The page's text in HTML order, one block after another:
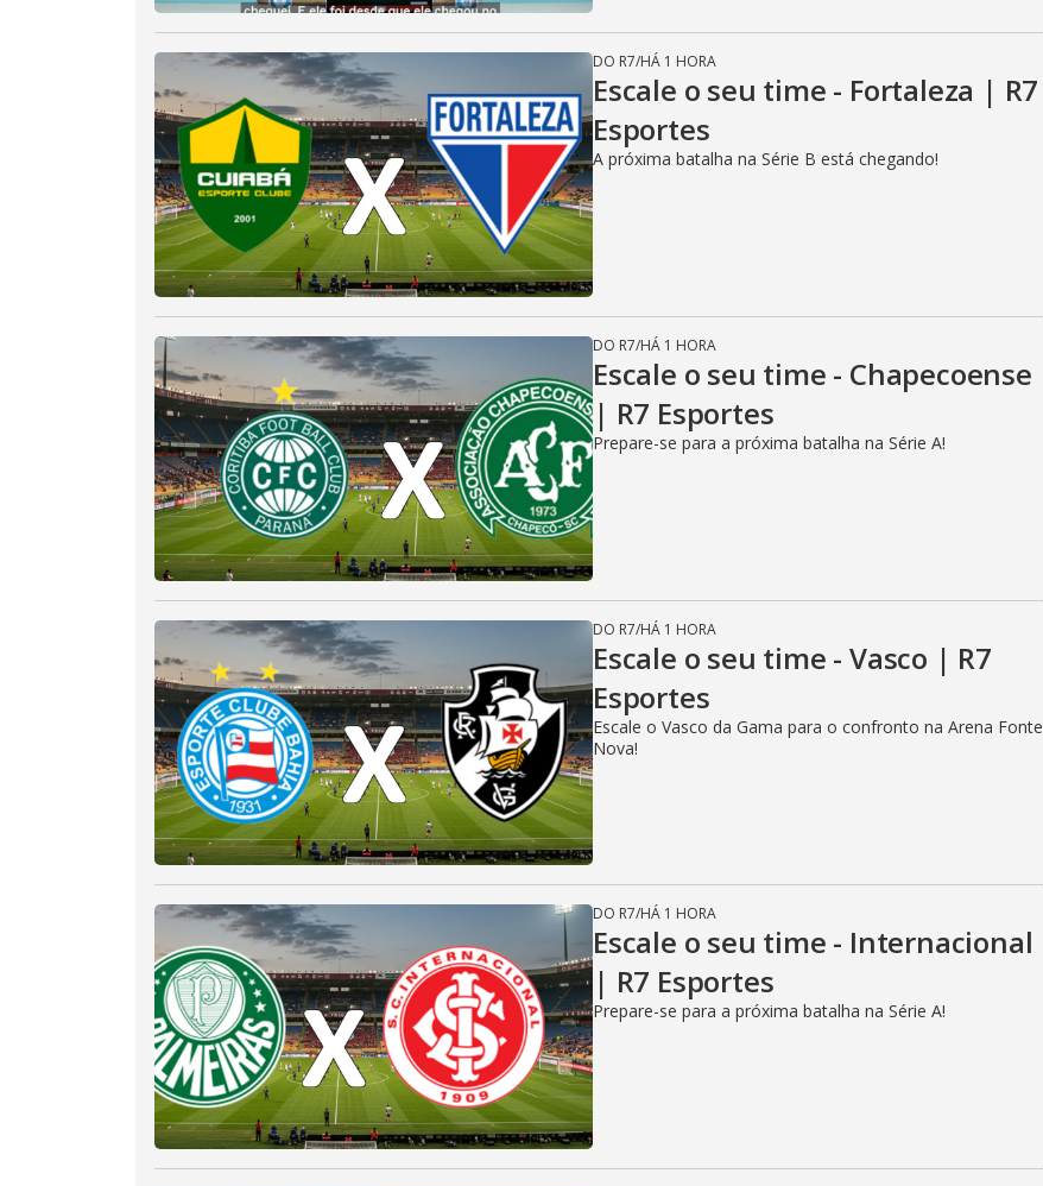
DO R7/HÁ 1 HORA
Escale o seu time - Fortaleza | R7
Esportes
A próxima batalha na Série B está chegando!
DO R7/HÁ 1 HORA
Escale o seu time - Chapecoense
| R7 Esportes
Prepare-se para a próxima batalha na Série A!
DO R7/HÁ 1 HORA
Escale o seu time - Vasco | R7
Esportes
Escale o Vasco da Gama para o confronto na Arena Fonte
Nova!
DO R7/HÁ 1 HORA
Escale o seu time - Internacional
| R7 Esportes
Prepare-se para a próxima batalha na Série A!